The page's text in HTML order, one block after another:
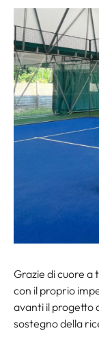
Grazie di cuore
con il proprio
avanti il progetto
sostegno della